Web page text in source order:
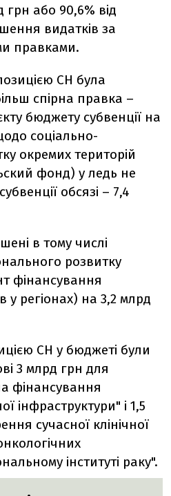
або 90,6% від
видатків за
правками.
СН була
спірна правка –
бюджету субвенції на
соціально-
окремих територій
фонд) у ледь не
обсязі – 7,4
в тому числі
розвитку
фінансування
у регіонах) на 3,2 млрд
СН у бюджеті були
3 млрд грн для
фінансування
інфраструктури" і 1,5
сучасної клінічної
інституті раку".